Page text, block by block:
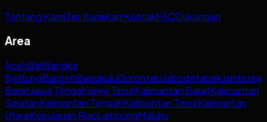
Tentang KamiTim KamiKarirKontakFAQDukungan
Area
AcehBaliBangka
BelitungBantenBengkuluGorontaloJabodetabekJambi
BaratJawa TengahJawa TimurKalimantan BaratKalimantan
SelatanKalimantan TengahKalimantan TimurKalimantan
UtaraKepulauan RiauLampungMaluku